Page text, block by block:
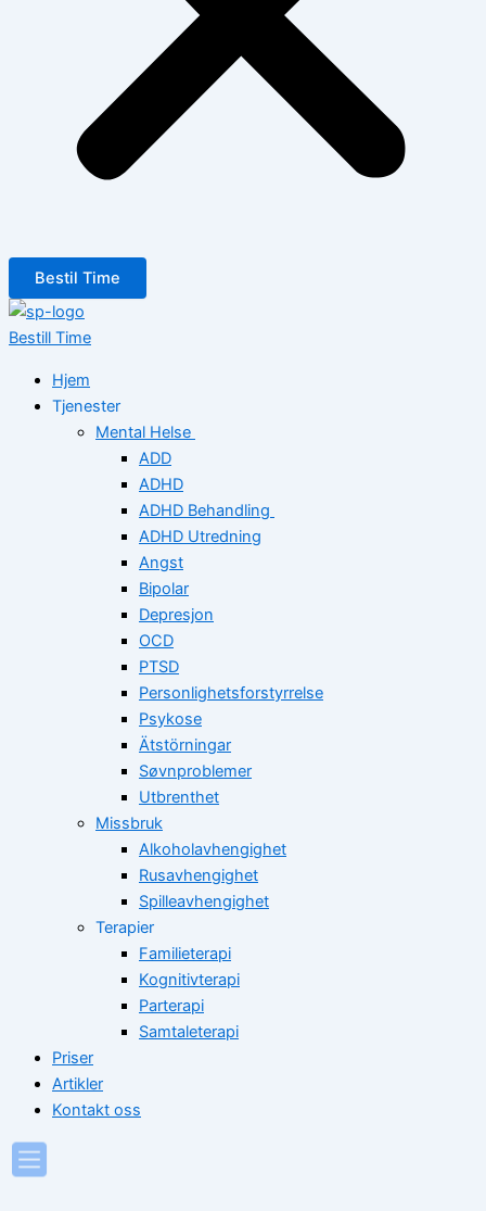
Bestil Time
Bestill Time
Hjem
Tjenester
Mental Helse
ADD
ADHD
ADHD Behandling
ADHD Utredning
Angst
Bipolar
Depresjon
OCD
PTSD
Personlighetsforstyrrelse
Psykose
Ätstörningar
Søvnproblemer
Utbrenthet
Missbruk
Alkoholavhengighet
Rusavhengighet
Spilleavhengighet
Terapier
Familieterapi
Kognitivterapi
Parterapi
Samtaleterapi
Priser
Artikler
Kontakt oss